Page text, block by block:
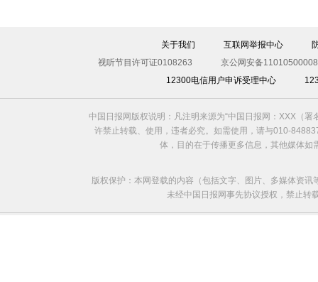
英国巨兔重达6公斤身长近1米 身材秒杀宠物狗
关于我们 互联网举报中心
视听节目许可证0108263
京公网安备
12300电信用户申诉受理中心
中国日报网版权说明：凡注明来源为“中国日报网：XXX（
许禁止转载、使用，违者必究。如需使用，请与010-
体，目的在于传播更多信息，其他媒体
版权保护：本网登载的内容（包括文字、图片、多媒体资
未经中国日报网事先协议授权，禁止转